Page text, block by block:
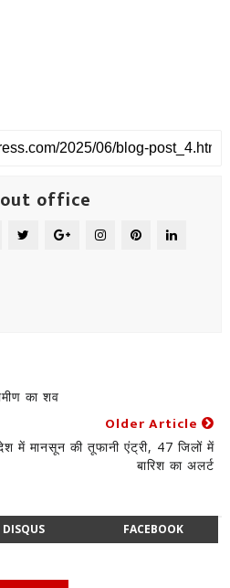
office
का शव
Older Article
में मानसून की तूफानी एंट्री, 47 जिलों में
बारिश का अलर्ट
DISQUS FACEBOOK